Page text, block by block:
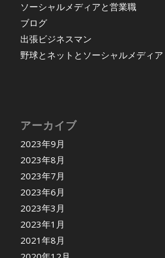
ソーシャルメディアと営業職
ブログ
出張ビジネスマン
野球とネットとソーシャルメディア
アーカイブ
2023年9月
2023年8月
2023年7月
2023年6月
2023年3月
2023年1月
2021年8月